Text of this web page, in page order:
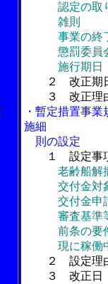
認定の取
雑則
事業の終
懲罰委員
施行期日
２ 改正期
３ 改正理
・暫定措置事
施細
則の設定
１ 設定事
老齢船解
交付金対象
交付金申請
審査基準等
前条の要件
現に稼働中
２ 設定理
３ 改正日